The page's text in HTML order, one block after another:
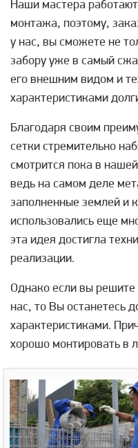
Наши мастера
монтажа, поэтому,
у нас, вы сможете не
забору уже в самый
его внешним видом и
характеристиками
Благодаря своим
сетки стремительно
смотрится пока в
ведь на самом деле
заполненные землей и
использовались еще
эта идея достигла
реализации.
Однако если вы решите
нас, то Вы останетесь
характеристиками.
хорошо монтировать в